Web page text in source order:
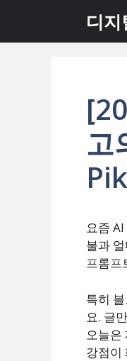
츠
디
고
요즘
불과
프롬프
특히
요. 글
오늘은
강점이